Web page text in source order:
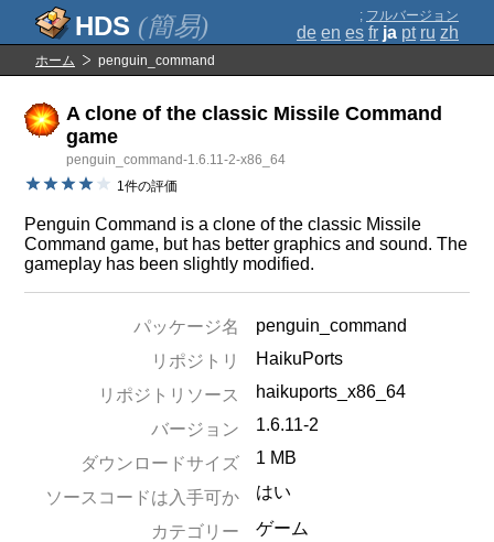
(簡易) ; フルバージョン
de en es fr ja pt ru zh
ホーム penguin_command
A clone of the classic Missile Command
game
penguin_command-1.6.11-2-x86_64
1件の評価
Penguin Command is a clone of the classic Missile
Command game, but has better graphics and sound. The
gameplay has been slightly modified.
パッケージ名
penguin_command
リポジトリ
HaikuPorts
リポジトリソース
haikuports_x86_64
バージョン
1.6.11-2
ダウンロードサイズ 1 MB
ソースコードは入手可か はい
カテゴリー
ゲーム